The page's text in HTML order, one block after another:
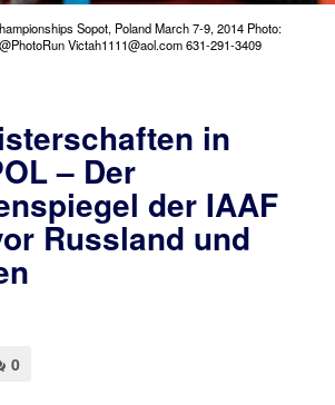
Sopot, Poland March 7-9, 2014 Photo:
Victah1111@aol.com 631-291-3409
in
– Der
der IAAF
Russland und
0